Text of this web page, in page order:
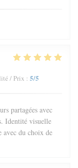
/ Prix : 5/5
partagées avec
Identité visuelle
avec du choix de